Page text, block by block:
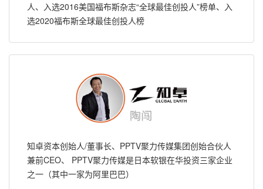
人、入选2016美国福布斯杂志“全球最佳创投人”榜单、入
选2020福布斯全球最佳创投人榜
知卓资本创始人/董事长、PPTV聚力传媒集团创始合伙人
兼前CEO、 PPTV聚力传媒是日本软银在华投资三家企业
之一（其中一家为阿里巴巴）